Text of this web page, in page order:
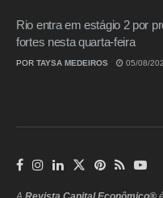
Rio entra em estágio 2 por
fortes nesta quarta-feira
POR TAYSA MEDEIROS 05/08/